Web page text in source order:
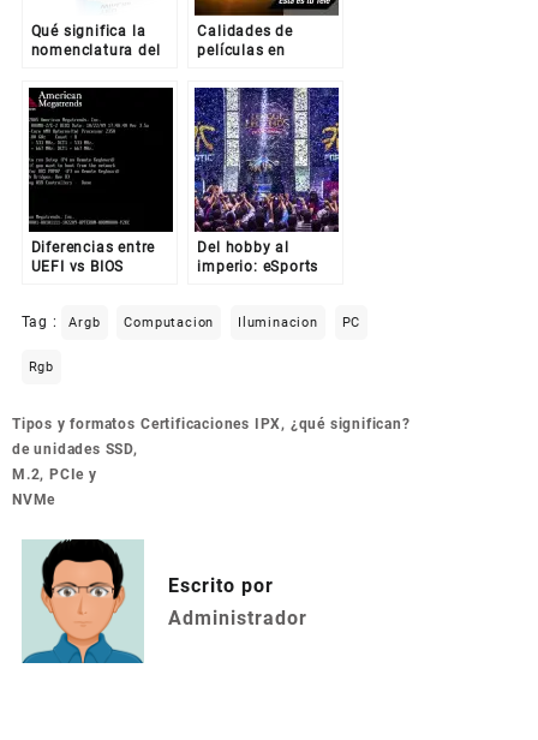
Qué significa la
nomenclatura del
Retail, RTM,
Shareware, etc…)
Calidades de
películas en
Diferencias entre
UEFI vs BIOS
Del hobby al
imperio: eSports
Tag : Argb Computacion Iluminacion PC
Rgb
Navegación
de
entradas
Tipos y formatos
de unidades SSD,
M.2, PCIe y
NVMe
Certificaciones IPX, ¿qué significan?
Escrito por
Administrador